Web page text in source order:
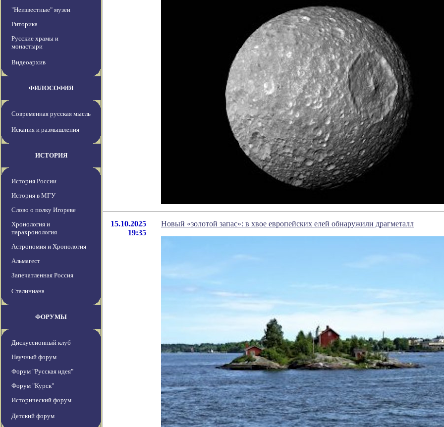
"Неизвестные" музеи
Риторика
Русские храмы и
монастыри
Видеоархив
ФИЛОСОФИЯ
Современная русская мысль
Искания и размышления
ИСТОРИЯ
История России
История в МГУ
Слово о полку Игореве
Хронология и
парахронология
Астрономия и Хронология
Альмагест
Запечатленная Россия
Сталиниана
ФОРУМЫ
Дискуссионный клуб
Научный форум
Форум "Русская идея"
Форум "Курск"
Исторический форум
Детский форум
15.10.2025
19:35
Новый «золотой запас»: в хвое европейских елей обнаружили драгметалл